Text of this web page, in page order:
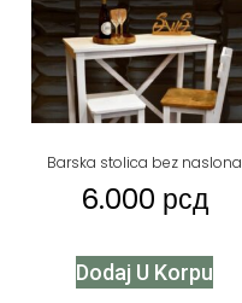
Barska stolica bez naslona
6.000 рсд
Dodaj U Korpu